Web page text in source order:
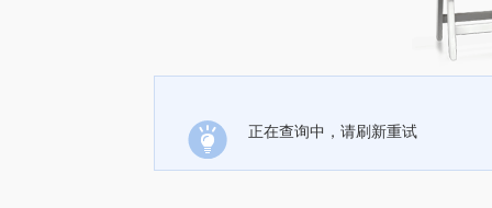
正在查询中，请刷新重试